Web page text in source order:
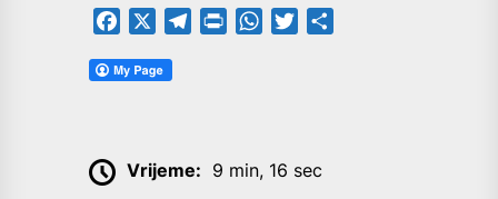
Facebook TelegramPrintFriendly
WhatsApp
Twitter
Vrijeme: 9 min, 16 sec